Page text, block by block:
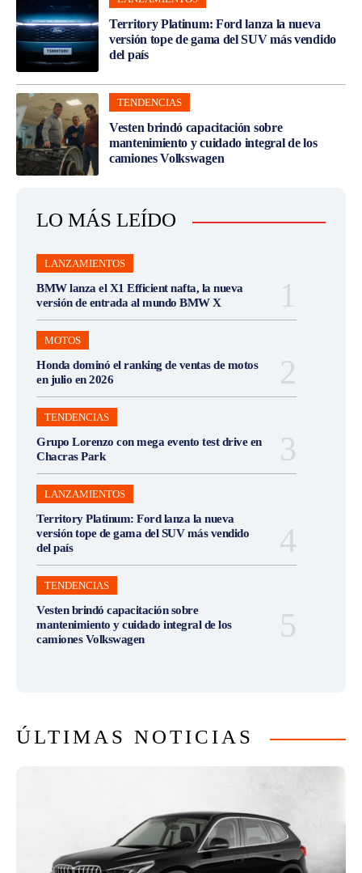
Territory Platinum: Ford lanza la nueva
versión tope de gama del SUV más vendido
del país
TENDENCIAS
Vesten brindó capacitación sobre
mantenimiento y cuidado integral de los
camiones Volkswagen
LO MÁS LEÍDO
LANZAMIENTOS
BMW lanza el X1 Efficient nafta, la nueva
versión de entrada al mundo BMW X
MOTOS
Honda dominó el ranking de ventas de motos
en julio en 2026
TENDENCIAS
Grupo Lorenzo con mega evento test drive en
Chacras Park
LANZAMIENTOS
Territory Platinum: Ford lanza la nueva
versión tope de gama del SUV más vendido
del país
TENDENCIAS
Vesten brindó capacitación sobre
mantenimiento y cuidado integral de los
camiones Volkswagen
ÚLTIMAS NOTICIAS